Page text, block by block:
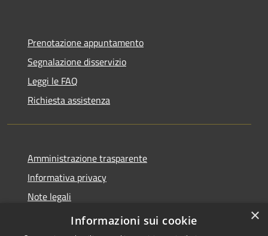
Prenotazione appuntamento
Segnalazione disservizio
Leggi le FAQ
Richiesta assistenza
Amministrazione trasparente
Informativa privacy
Note legali
Dichiarazione di accessibilità
×
Informazioni sui cookie